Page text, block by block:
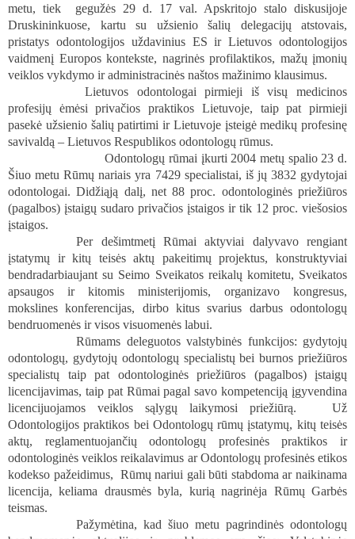
metu, tiek
gegužės 29 d. 17 val. Apskritojo stalo diskusijoje
Druskininkuose, kartu su užsienio šalių delegacijų atstovais,
pristatys odontologijos uždavinius ES ir Lietuvos odontologijos
vaidmenį Europos kontekste, nagrinės profilaktikos, mažų įmonių
veiklos vykdymo ir administracinės naštos mažinimo klausimus.
Lietuvos odontologai pirmieji iš visų medicinos
profesijų ėmėsi privačios praktikos Lietuvoje, taip pat pirmieji
pasekė užsienio šalių patirtimi ir Lietuvoje įsteigė medikų profesinę
savivaldą – Lietuvos Respublikos odontologų rūmus.
Odontologų rūmai įkurti 2004 metų spalio 23 d.
Šiuo metu Rūmų nariais yra 7429 specialistai, iš jų 3832 gydytojai
odontologai. Didžiąją dalį, net 88 proc. odontologinės priežiūros
(pagalbos) įstaigų sudaro privačios įstaigos ir tik 12 proc. viešosios
įstaigos.
Per dešimtmetį Rūmai aktyviai dalyvavo rengiant
įstatymų ir kitų teisės aktų pakeitimų projektus, konstruktyviai
bendradarbiaujant su Seimo Sveikatos reikalų komitetu, Sveikatos
apsaugos ir kitomis ministerijomis, organizavo kongresus,
mokslines konferencijas, dirbo kitus svarius darbus odontologų
bendruomenės ir visos visuomenės labui.
Rūmams deleguotos valstybinės funkcijos: gydytojų
odontologų, gydytojų odontologų specialistų bei burnos priežiūros
specialistų taip pat odontologinės priežiūros (pagalbos) įstaigų
licencijavimas, taip pat Rūmai pagal savo kompetenciją įgyvendina
licencijuojamos veiklos sąlygų laikymosi priežiūrą.
Už
Odontologijos praktikos bei Odontologų rūmų įstatymų, kitų teisės
aktų, reglamentuojančių odontologų profesinės praktikos ir
odontologinės veiklos reikalavimus ar Odontologų profesinės etikos
kodekso pažeidimus, Rūmų nariui gali būti stabdoma ar naikinama
licencija, keliama drausmės byla, kurią nagrinėja Rūmų Garbės
teismas.
Pažymėtina, kad šiuo metu pagrindinės odontologų